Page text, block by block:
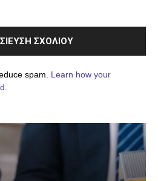
spam. Learn how your